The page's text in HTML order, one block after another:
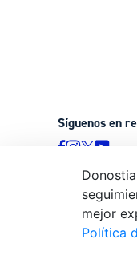
Síguenos en
© Donostiako
20003mejor
Política